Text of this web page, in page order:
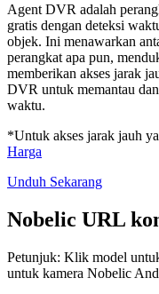
Agent DVR adalah
gratis dengan deteksi
objek. Ini menawarkan
perangkat apa pun,
memberikan akses jarak
DVR untuk memantau
waktu.
*Untuk akses jarak jauh
Harga
Unduh Sekarang
Nobelic URL
Petunjuk: Klik model
untuk kamera Nobelic